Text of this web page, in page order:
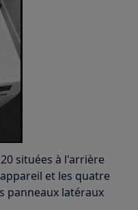
situées à l'arrière
et les quatre
panneaux latéraux